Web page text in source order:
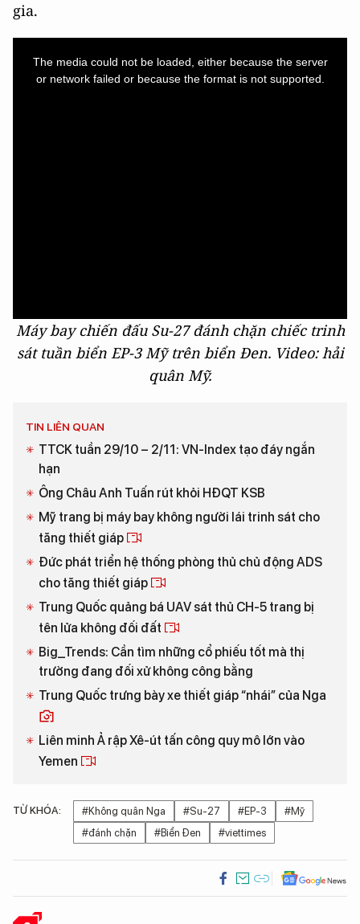
gia.
The media could not be loaded, either because the server
or network failed or because the format is not supported.
Máy bay chiến đấu Su-27 đánh chặn chiếc trinh
sát tuần biển EP-3 Mỹ trên biển Đen. Video: hải
quân Mỹ.
TIN LIÊN QUAN
TTCK tuần 29/10 – 2/11: VN-Index tạo đáy ngắn
hạn
Ông Châu Anh Tuấn rút khỏi HĐQT KSB
Mỹ trang bị máy bay không người lái trinh sát cho
tăng thiết giáp
Đức phát triển hệ thống phòng thủ chủ động ADS
cho tăng thiết giáp
Trung Quốc quảng bá UAV sát thủ CH-5 trang bị
tên lửa không đối đất
Big_Trends: Cần tìm những cổ phiếu tốt mà thị
trường đang đối xử không công bằng
Trung Quốc trưng bày xe thiết giáp “nhái” của Nga
Liên minh Ả rập Xê-út tấn công quy mô lớn vào
Yemen
TỪ KHÓA: #Không quân Nga #Su-27 #EP-3
#Mỹ
#đánh chặn
#Biển Đen #viettimes